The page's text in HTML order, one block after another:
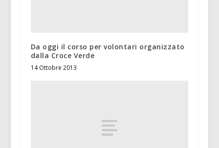
Da oggi il corso per volontari organizzato
dalla Croce Verde
14 Ottobre 2013